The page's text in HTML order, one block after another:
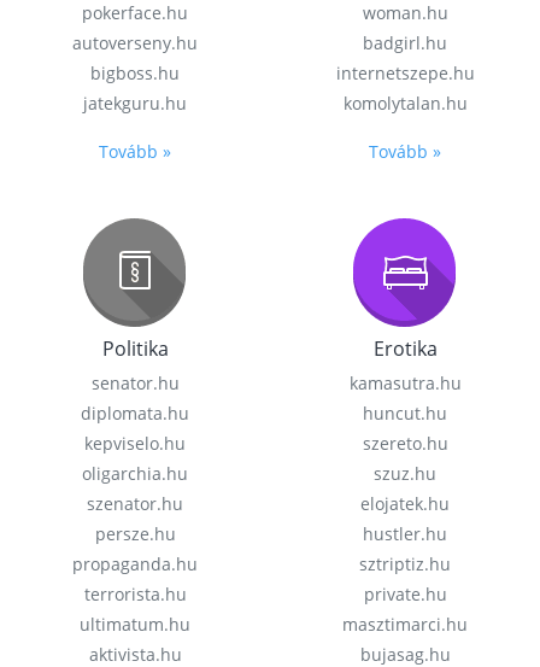
pokerface.hu
autoverseny.hu
bigboss.hu
jatekguru.hu
Tovább »
woman.hu
badgirl.hu
internetszepe.hu
komolytalan.hu
Tovább »
Politika
senator.hu
diplomata.hu
kepviselo.hu
oligarchia.hu
szenator.hu
persze.hu
propaganda.hu
terrorista.hu
ultimatum.hu
aktivista.hu
Erotika
kamasutra.hu
huncut.hu
szereto.hu
szuz.hu
elojatek.hu
hustler.hu
sztriptiz.hu
private.hu
masztimarci.hu
bujasag.hu